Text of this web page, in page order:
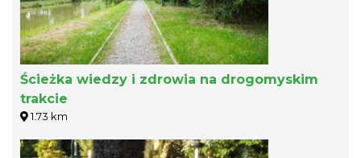
Ścieżka wiedzy i zdrowia na drogomyskim
trakcie
1.73 km